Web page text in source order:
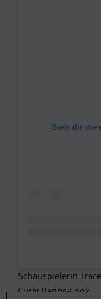
Sieh dir
Schauspielerin
Curly Bangs-Look.